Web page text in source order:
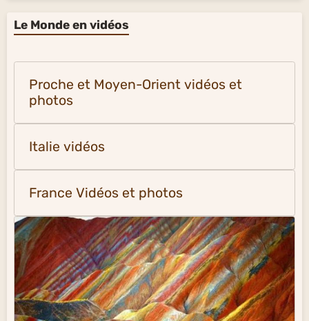
Le Monde en vidéos
Proche et Moyen-Orient vidéos et
photos
Italie vidéos
France Vidéos et photos